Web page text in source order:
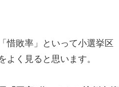
惜敗率」といって小選挙区
く見ると思います。